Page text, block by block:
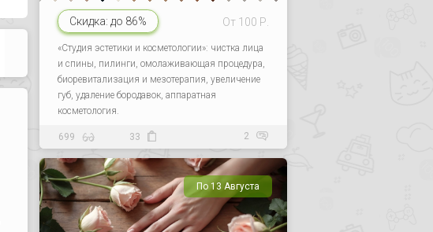
Скидка: до 86% От 100 Р.
«Студия эстетики и косметологии»: чистка лица
и спины, пилинги, омолаживающая процедура,
биоревитализация и мезотерапия, увеличение
губ, удаление бородавок, аппаратная
косметология.
699 33 2
По 13 Августа